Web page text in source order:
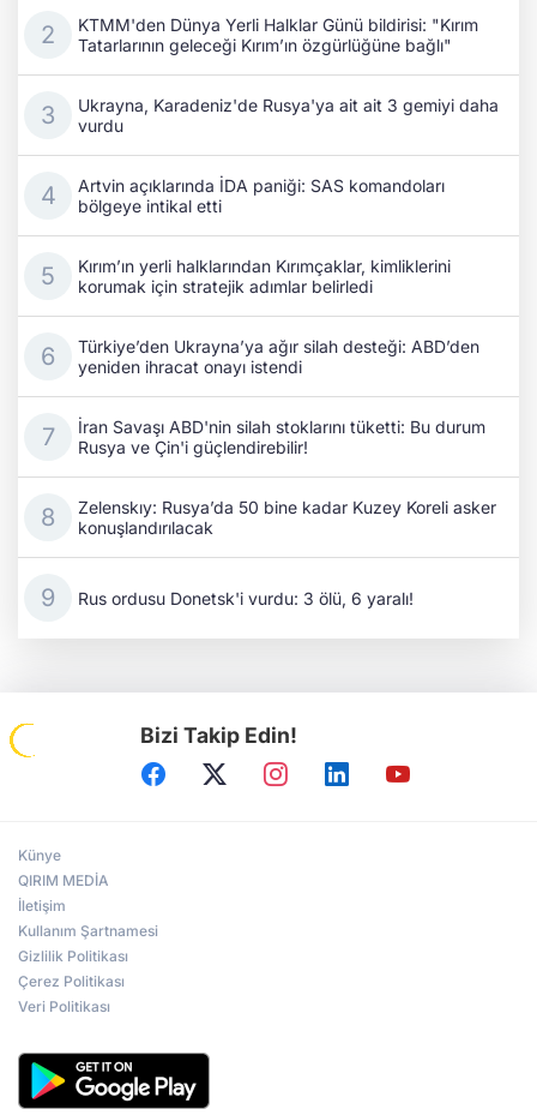
KTMM'den Dünya Yerli Halklar Günü bildirisi: "Kırım
Tatarlarının geleceği Kırım’ın özgürlüğüne bağlı"
Ukrayna, Karadeniz'de Rusya'ya ait ait 3 gemiyi daha
vurdu
Artvin açıklarında İDA paniği: SAS komandoları
bölgeye intikal etti
Kırım’ın yerli halklarından Kırımçaklar, kimliklerini
korumak için stratejik adımlar belirledi
Türkiye’den Ukrayna’ya ağır silah desteği: ABD’den
yeniden ihracat onayı istendi
İran Savaşı ABD'nin silah stoklarını tüketti: Bu durum
Rusya ve Çin'i güçlendirebilir!
Zelenskıy: Rusya’da 50 bine kadar Kuzey Koreli asker
konuşlandırılacak
Rus ordusu Donetsk'i vurdu: 3 ölü, 6 yaralı!
Bizi Takip Edin!
Künye
QIRIM MEDİA
İletişim
Kullanım Şartnamesi
Gizlilik Politikası
Çerez Politikası
Veri Politikası